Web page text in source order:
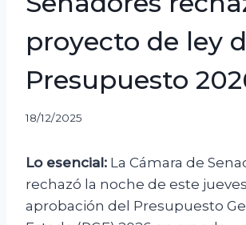
proyecto de ley
Presupuesto
18/12/2025
Lo esencial: La Cámara de
rechazó la noche de este
aprobación del Presupuesto